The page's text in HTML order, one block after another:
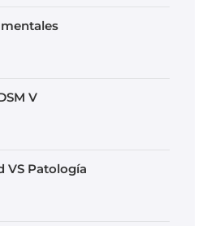
mentales
V
VS Patología